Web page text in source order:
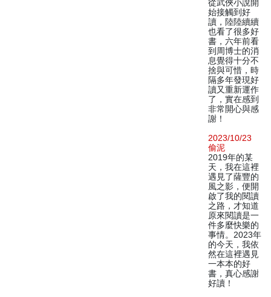
從武俠小說開
始接觸到好
讀，陸陸續續
也看了很多好
書，六年前看
到周博士的消
息覺得十分不
捨與可惜，時
隔多年發現好
讀又重新運作
了，實在感到
非常開心與感
謝！
2023/10/23
偷泥
2019年的某
天，我在這裡
遇見了薩豐的
風之影，便開
啟了我的閱讀
之路，才知道
原來閱讀是一
件多麼快樂的
事情。2023年
的今天，我依
然在這裡遇見
一本本的好
書，真心感謝
好讀！